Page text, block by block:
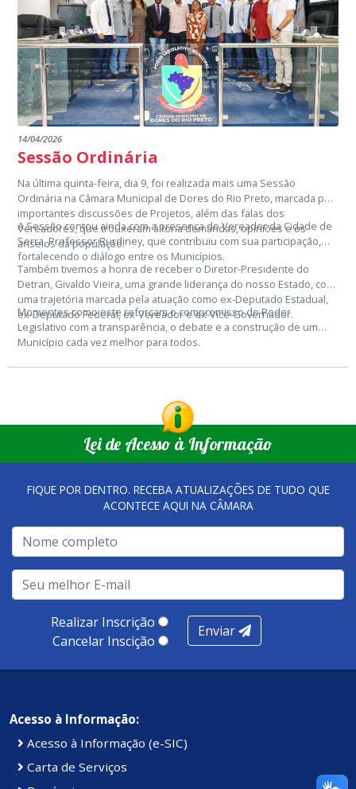
14/04/2026
Sessão Ordinária
Na última quinta-feira, dia 9, foi realizada mais uma Sessão
Ordinária na Câmara Municipal de Dores do Rio Preto, marcada por
importantes discussões de Projetos, além das falas dos
Vereadores, que trouxeram à tona demandas, opiniões e os
anseios da população.
A Sessão contou ainda com a presença do Vereador da Cidade de
Serra, Professor Rurdiney, que contribuiu com sua participação,
fortalecendo o diálogo entre os Municípios.
Também tivemos a honra de receber o Diretor-Presidente do
Detran, Givaldo Vieira, uma grande liderança do nosso Estado, com
uma trajetória marcada pela atuação como ex-Deputado Estadual,
ex-Deputado Federal, ex-Vereador e ex-Vice-Governador.
Momentos como este reforçam o compromisso do Poder
Legislativo com a transparência, o debate e a construção de um
Município cada vez melhor para todos.
Lei de Acesso à Informação
FIQUE POR DENTRO. RECEBA ATUALIZAÇÕES DE TUDO QUE
ACONTECE AQUI NA CÂMARA
Realizar Inscrição
Cancelar Inscição
Enviar
Acesso à Informação:
Acesso à Informação (e-SIC)
Carta de Serviços